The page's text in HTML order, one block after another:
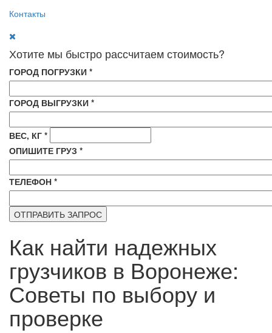
Контакты
Хотите мы быстро рассчитаем стоимость?
ГОРОД ПОГРУЗКИ *
ГОРОД ВЫГРУЗКИ *
ВЕС, КГ *
ОПИШИТЕ ГРУЗ *
ТЕЛЕФОН *
Как найти надежных
грузчиков в Воронеже:
Советы по выбору и
проверке